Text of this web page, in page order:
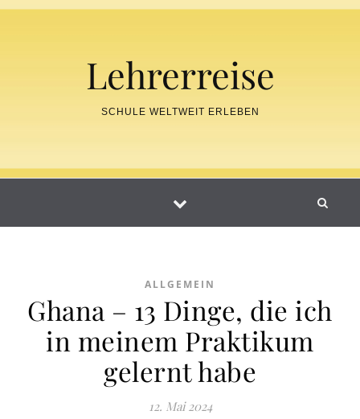
Skip to content
Lehrerreise
SCHULE WELTWEIT ERLEBEN
ALLGEMEIN
Ghana – 13 Dinge, die ich
in meinem Praktikum
gelernt habe
12. Mai 2024